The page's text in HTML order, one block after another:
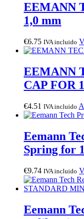
EEMANN
1,0 mm
€6.75 IVA incluido
EEMANN
CAP FOR
€4.51 IVA incluido
Eemann
Spring for
€9.74 IVA incluido
Eemann